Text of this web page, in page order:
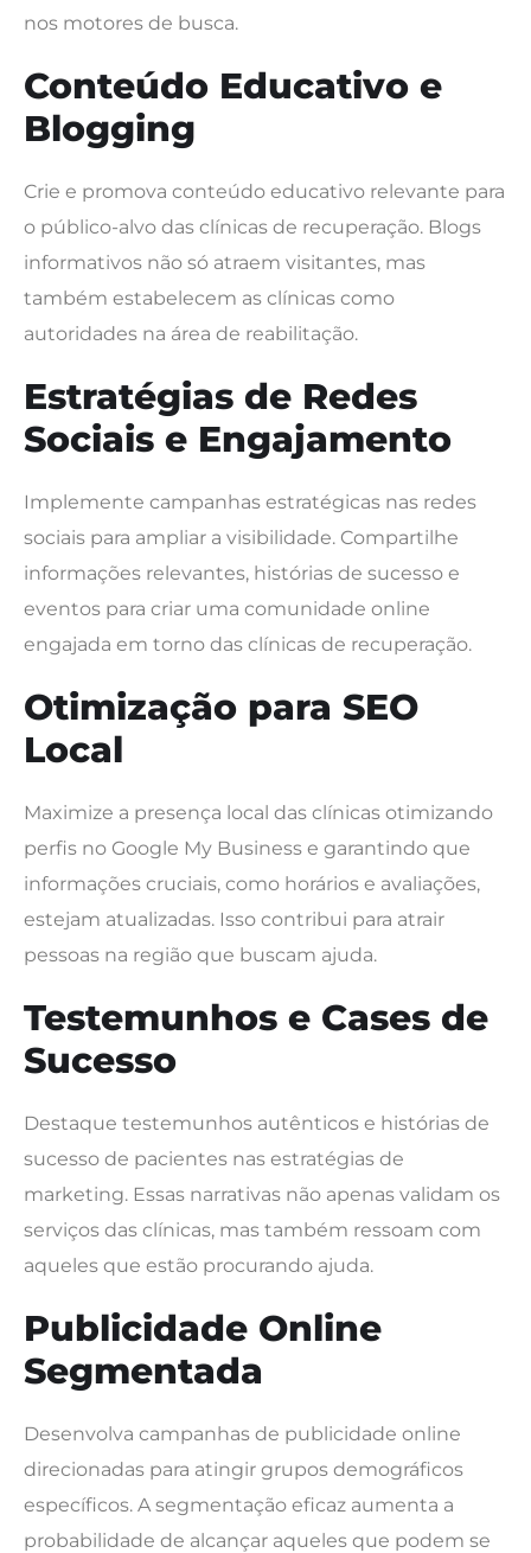
nos motores de busca.
Conteúdo Educativo e
Blogging
Crie e promova conteúdo educativo relevante para
o público-alvo das clínicas de recuperação. Blogs
informativos não só atraem visitantes, mas
também estabelecem as clínicas como
autoridades na área de reabilitação.
Estratégias de Redes
Sociais e Engajamento
Implemente campanhas estratégicas nas redes
sociais para ampliar a visibilidade. Compartilhe
informações relevantes, histórias de sucesso e
eventos para criar uma comunidade online
engajada em torno das clínicas de recuperação.
Otimização para SEO
Local
Maximize a presença local das clínicas otimizando
perfis no Google My Business e garantindo que
informações cruciais, como horários e avaliações,
estejam atualizadas. Isso contribui para atrair
pessoas na região que buscam ajuda.
Testemunhos e Cases de
Sucesso
Destaque testemunhos autênticos e histórias de
sucesso de pacientes nas estratégias de
marketing. Essas narrativas não apenas validam os
serviços das clínicas, mas também ressoam com
aqueles que estão procurando ajuda.
Publicidade Online
Segmentada
Desenvolva campanhas de publicidade online
direcionadas para atingir grupos demográficos
específicos. A segmentação eficaz aumenta a
probabilidade de alcançar aqueles que podem se